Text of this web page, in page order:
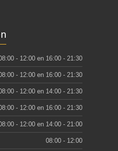
- 12:00 en 16:00 - 21:30
- 12:00 en 16:00 - 21:30
- 12:00 en 14:00 - 21:30
- 12:00 en 16:00 - 21:30
- 12:00 en 14:00 - 21:00
08:00 - 12:00